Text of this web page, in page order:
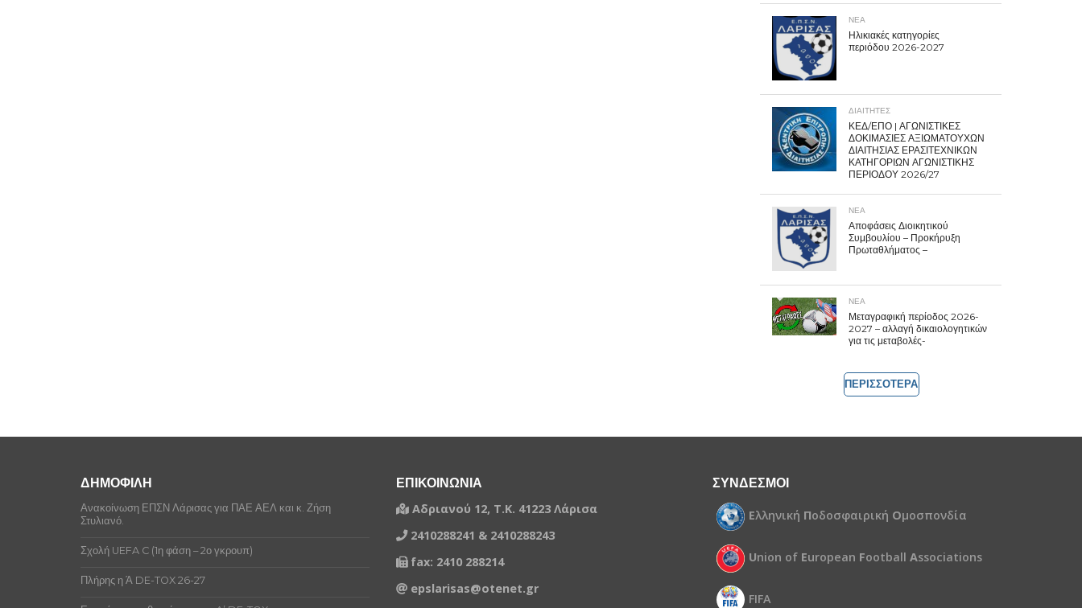
ΝΕΑ
Ηλικιακές κατηγορίες
περιόδου 2026-2027
ΔΙΑΙΤΗΤΕΣ
ΚΕΔ/ΕΠΟ | ΑΓΩΝΙΣΤΙΚΕΣ
ΔΟΚΙΜΑΣΙΕΣ ΑΞΙΩΜΑΤΟΥΧΩΝ
ΔΙΑΙΤΗΣΙΑΣ ΕΡΑΣΙΤΕΧΝΙΚΩΝ
ΚΑΤΗΓΟΡΙΩΝ ΑΓΩΝΙΣΤΙΚΗΣ
ΠΕΡΙΟΔΟΥ 2026/27
ΝΕΑ
Αποφάσεις Διοικητικού
Συμβουλίου – Προκήρυξη
Πρωταθλήματος –
ΝΕΑ
Μεταγραφική περίοδος 2026-
2027 – αλλαγή δικαιολογητικών
για τις μεταβολές-
ΠΕΡΙΣΣΟΤΕΡΑ
ΔΗΜΟΦΙΛΗ
Ανακοίνωση ΕΠΣΝ Λάρισας για ΠΑΕ ΑΕΛ και κ. Ζήση
Στυλιανό.
Σχολή UEFA C (1η φάση – 2ο γκρουπ)
Πλήρης η Ά DE-TOX 26-27
ΕΠΙΚΟΙΝΩΝΙΑ
Αδριανού 12, Τ.Κ. 41223 Λάρισα
2410288241 & 2410288243
fax: 2410 288214
epslarisas@otenet.gr
ΣΥΝΔΕΣΜΟΙ
Ελληνική Ποδοσφαιρική Ομοσπονδία
Union of European Football Associations
FIFA